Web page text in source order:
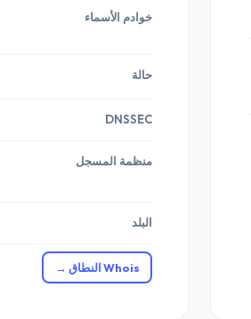
خوادم الأسماء
حالة
DNSSEC
منظمة المسجل
البلد
Whois النطاق →